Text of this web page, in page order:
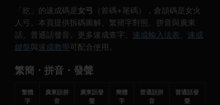
「紇」的速成碼是 女弓 （首碼+尾碼），倉頡碼是女火
人弓。本頁提供拆碼圖解、繁簡字對照、拼音與廣東
話、普通話發音。更多速成查字、 速成輸入法表、 速成
鍵盤與速成教學可配合使用。
繁簡・拼音・發聲
繁體
字
廣東話拼
音
廣東話發
聲
簡體
字
普通話拼
音
普通話發
聲